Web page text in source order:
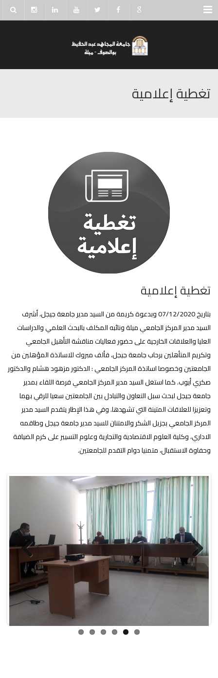
Menu
تغطية إعلامية
تغطية إعلامية
بتاريخ 07/12/2020 وبدعوة كريمة من السيد مدير جامعة جيجل، أشرف
السيد مدير المركز الجامعي ميلة ونائبه المكلف بالبحث العلمي والدراسات
العليا والعلاقات الخارجية على حضور فعاليات مناقشة التأهيل الجامعي
وتكريم المتأهلين برحاب جامعة جيجل، فألف مبروك للاساتذة المؤهلين من
الجامعتين وخصوصا اساتذة المركز الجامعي : الدكتور مزهود هشام والدكتور
صكري أيوب. كما استغل السيد مدير المركز الجامعي فرصة اللقاء بمدير
جامعة جيجل لبحث سبل التعاون والتبادل بين الجامعتين سعيا للرقي بهما
وتعزيزا للعلاقات المتينة التي تشهدها. وفي هذا الإطار يتقدم السيد مدير
المركز الجامعي بجزيل الشكر والامتنان للسيد مدير جامعة جيجل وطاقمه
الاداري، وكلية العلوم الاقتصادية والتجارية وعلوم التسيير على كرم الضيافة
وحفاوة الاستقبال، متمنيا دوام التقدم للجامعتين.
Previous Next